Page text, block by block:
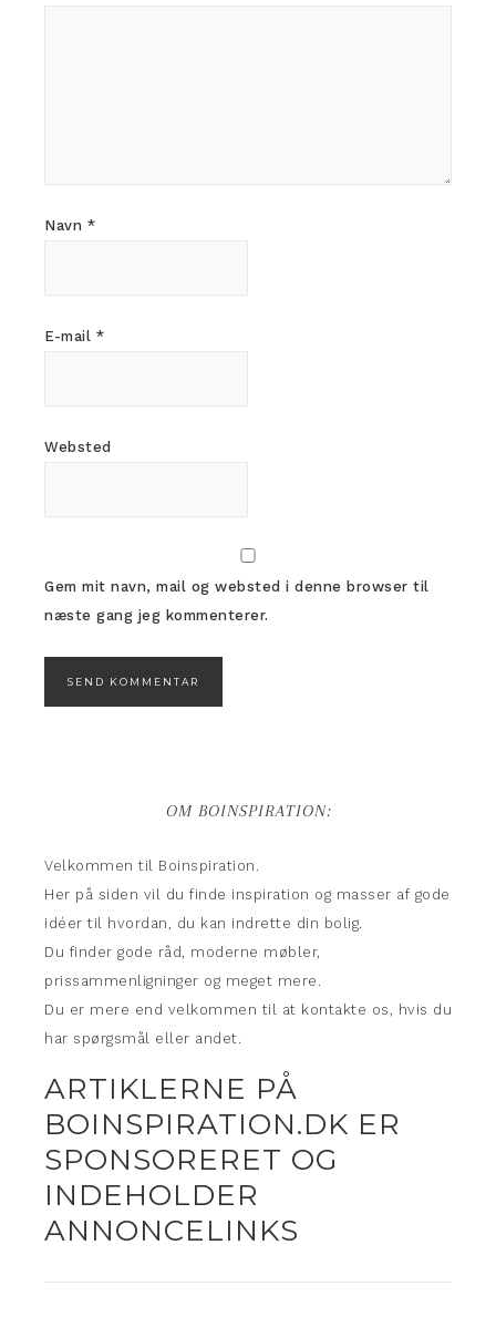
Navn *
E-mail *
Websted
Gem mit navn, mail og websted i denne browser til
næste gang jeg kommenterer.
OM BOINSPIRATION:
Velkommen til Boinspiration.
Her på siden vil du finde inspiration og masser af gode
idéer til hvordan, du kan indrette din bolig.
Du finder gode råd, moderne møbler,
prissammenligninger og meget mere.
Du er mere end velkommen til at kontakte os, hvis du
har spørgsmål eller andet.
ARTIKLERNE PÅ
BOINSPIRATION.DK ER
SPONSORERET OG
INDEHOLDER
ANNONCELINKS